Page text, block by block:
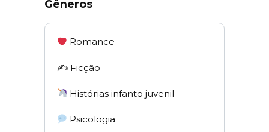
Gêneros
Romance
✍️ Ficção
Histórias infanto juvenil
Psicologia